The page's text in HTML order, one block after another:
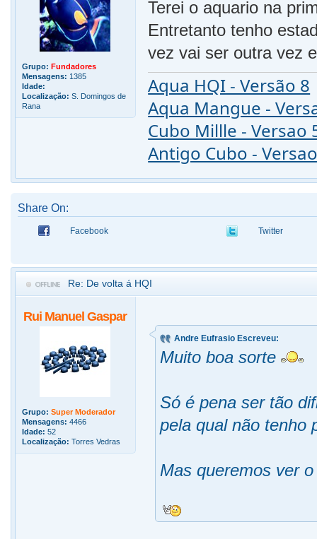
Grupo: Fundadores
Mensagens: 1385
Idade:
Localização: S. Domingos de
Rana
Terei o aquario na
Entretanto tenho
vez vai ser outra vez
Aqua HQI - Versão 8
Aqua Mangue -
Cubo Millle - Versao
Antigo Cubo -
Share On:
Facebook Twitter
Re: De volta á HQI
Rui Manuel Gaspar
Grupo: Super Moderador
Mensagens: 4466
Idade: 52
Localização: Torres Vedras
Andre Eufrasio Escreveu:
Muito boa sorte
Só é pena ser tão
pela qual não tenho
Mas queremos ver